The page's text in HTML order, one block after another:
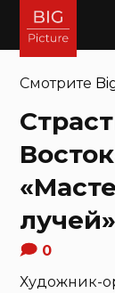
Смотрите
0
Художник-